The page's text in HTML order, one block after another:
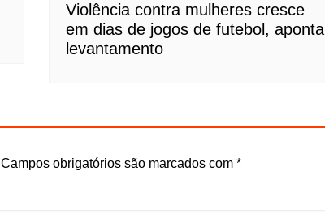
Violência contra mulheres cresce
em dias de jogos de futebol, aponta
levantamento
Campos obrigatórios são marcados com *